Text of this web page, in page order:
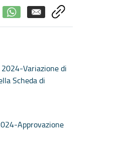
Variazione di
Scheda di
Approvazione